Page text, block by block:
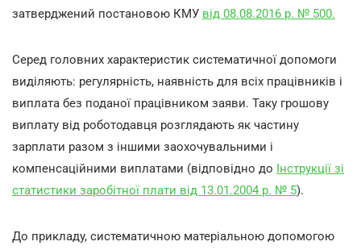
затверджений постановою КМУ від 08.08.2016 р. № 500.
Серед головних характеристик систематичної допомоги
виділяють: регулярність, наявність для всіх працівників і
виплата без поданої працівником заяви. Таку грошову
виплату від роботодавця розглядають як частину
зарплати разом з іншими заохочувальними і
компенсаційними виплатами (відповідно до Інструкції зі
статистики заробітної плати від 13.01.2004 р. № 5).
До прикладу, систематичною матеріальною допомогою